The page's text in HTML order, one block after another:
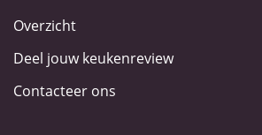
Overzicht
Deel jouw keukenreview
Contacteer ons